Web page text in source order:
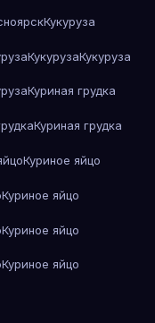
Кукуруза
КукурузаКукуруза
Куриная грудка
Куриная грудка
Куриное яйцо
Куриное яйцо
Куриное яйцо
Куриное яйцо